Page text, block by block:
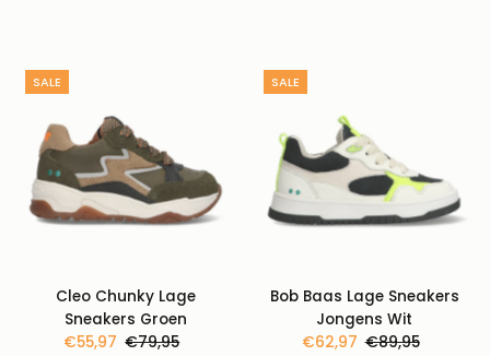
SALE
Cleo Chunky Lage
Sneakers Groen
Kortingsprijs
€55,97 Normale
€79,95
SALE
Bob Baas Lage Sneakers
Jongens Wit
Kortingsprijs
€62,97 Normale
€89,95